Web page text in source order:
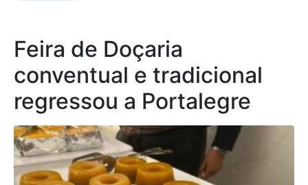
Feira de Doçaria
conventual e tradicional
regressou a Portalegre